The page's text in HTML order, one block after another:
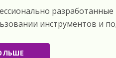
инструментов и